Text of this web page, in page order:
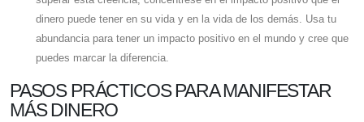
dinero puede tener en su vida y en la vida de los demás. Usa tu
abundancia para tener un impacto positivo en el mundo y cree que
puedes marcar la diferencia.
PASOS PRÁCTICOS PARA MANIFESTAR
MÁS DINERO